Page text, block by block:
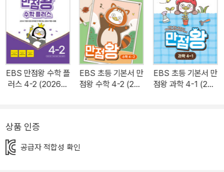
EBS 만점왕 수학 플
러스 4-2 (2026년
EBS 초등 기본서 만
점왕 수학 4-2 (202
EBS 초등 기본서 만
점왕 과학 4-1 (202
상품 인증
공급자 적합성 확인